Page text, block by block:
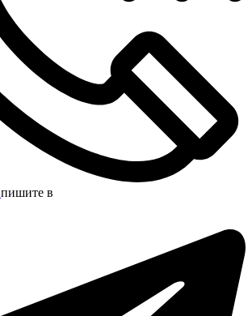
пишите в